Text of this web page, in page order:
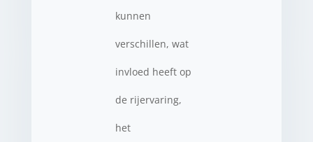
kunnen
verschillen, wat
invloed heeft op
de rijervaring,
het